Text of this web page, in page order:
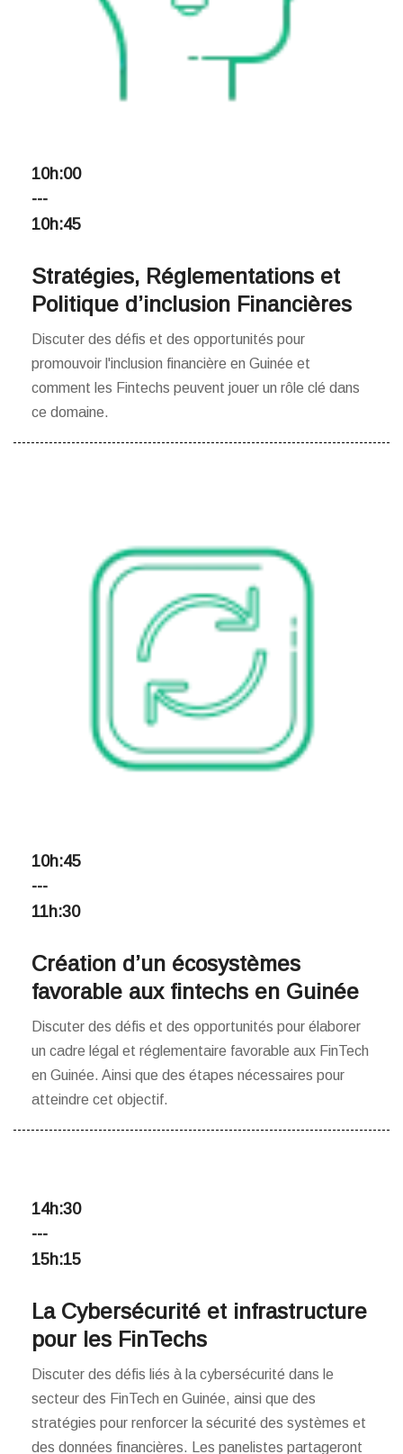
10h:00
---
10h:45
Stratégies, Réglementations et
Politique d’inclusion Financières
Discuter des défis et des opportunités pour
promouvoir l'inclusion financière en Guinée et
comment les Fintechs peuvent jouer un rôle clé dans
ce domaine.
10h:45
---
11h:30
Création d’un écosystèmes
favorable aux fintechs en Guinée
Discuter des défis et des opportunités pour élaborer
un cadre légal et réglementaire favorable aux FinTech
en Guinée. Ainsi que des étapes nécessaires pour
atteindre cet objectif.
14h:30
---
15h:15
La Cybersécurité et infrastructure
pour les FinTechs
Discuter des défis liés à la cybersécurité dans le
secteur des FinTech en Guinée, ainsi que des
stratégies pour renforcer la sécurité des systèmes et
des données financières. Les panelistes partageront